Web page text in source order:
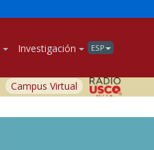
Investigación ESP
Campus Virtual